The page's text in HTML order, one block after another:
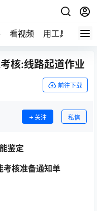
看视频 用工具 论技
核:线路起道作业
前往下载
关注 私信
鉴定
考核准备通知单